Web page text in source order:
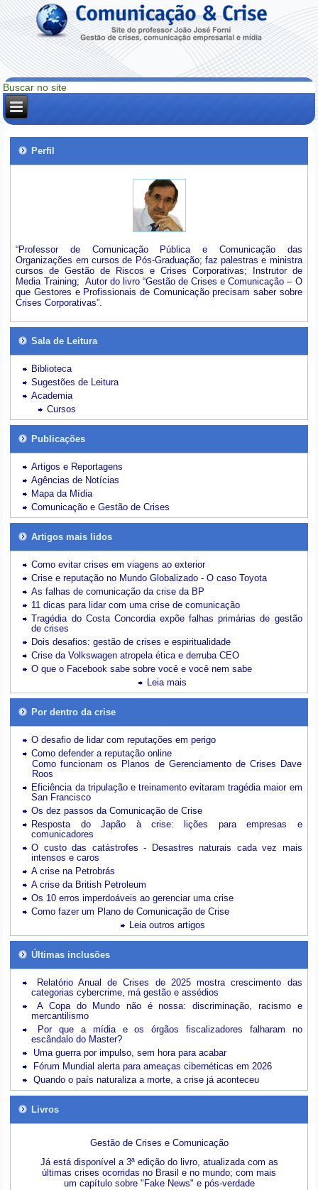
Perfil
“Professor de Comunicação Pública e Comunicação das
Organizações em cursos de Pós-Graduação; faz palestras e ministra
cursos de Gestão de Riscos e Crises Corporativas; Instrutor de
Media Training; Autor do livro “Gestão de Crises e Comunicação – O
que Gestores e Profissionais de Comunicação precisam saber sobre
Crises Corporativas”.
Sala de Leitura
Biblioteca
Sugestões de Leitura
Academia
Cursos
Publicações
Artigos e Reportagens
Agências de Notícias
Mapa da Mídia
Comunicação e Gestão de Crises
Artigos mais lidos
Como evitar crises em viagens ao exterior
Crise e reputação no Mundo Globalizado - O caso Toyota
As falhas de comunicação da crise da BP
11 dicas para lidar com uma crise de comunicação
Tragédia do Costa Concordia expõe falhas primárias de gestão
de crises
Dois desafios: gestão de crises e espiritualidade
Crise da Volkswagen atropela ética e derruba CEO
O que o Facebook sabe sobre você e você nem sabe
Leia mais
Por dentro da crise
O desafio de lidar com reputações em perigo
Como defender a reputação online
Como funcionam os Planos de Gerenciamento de Crises Dave
Roos
Eficiência da tripulação e treinamento evitaram tragédia maior em
San Francisco
Os dez passos da Comunicação de Crise
Resposta do Japão à crise: lições para empresas e
comunicadores
O custo das catástrofes -
Desastres naturais cada vez mais
intensos e caros
A crise na Petrobrás
A crise da British Petroleum
Os 10 erros imperdoáveis ao gerenciar uma crise
Como fazer um Plano de Comunicação de Crise
Leia outros artigos
Últimas inclusões
Relatório Anual de Crises de 2025 mostra crescimento das
categorias cybercrime, má gestão e assédios
A Copa do Mundo não é nossa: discriminação, racismo e
mercantilismo
Por que a mídia e os órgãos fiscalizadores falharam no
escândalo do Master?
Uma guerra por impulso, sem hora para acabar
Fórum Mundial alerta para ameaças cibernéticas em 2026
Quando o país naturaliza a morte, a crise já aconteceu
Livros
Gestão de Crises e Comunicação
Já está disponível a 3ª edição do livro, atualizada com as
últimas crises ocorridas no Brasil e no mundo; com mais
um capítulo sobre "Fake News" e pós-verdade